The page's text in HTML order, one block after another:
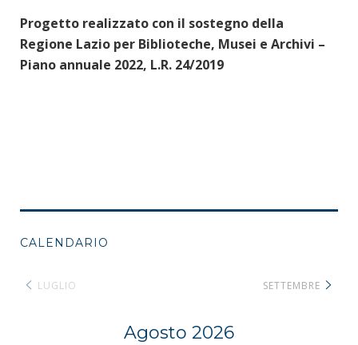
Progetto realizzato con il sostegno della
Regione Lazio per Biblioteche, Musei e Archivi –
Piano annuale 2022, L.R. 24/2019
CALENDARIO
LUGLIO
Agosto 2026
SETTEMBRE